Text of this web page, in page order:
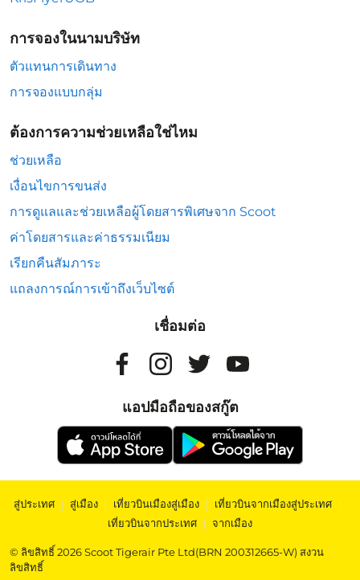
การจองในนามบริษัท
ตัวแทนการเดินทาง
การจองแบบกลุ่ม
ต้องการความช่วยเหลือใช่ไหม
ช่วยเหลือ
เงื่อนไขการขนส่ง
การดูแลและช่วยเหลือผู้โดยสารพิเศษจาก Scoot
ค่าโดยสารและค่าธรรมเนียม
เรียกคืนสัมภาระ
แถลงการณ์การเข้าถึงเว็บไซต์
เชื่อมต่อ
แอปมือถือของสกู๊ต
สู่ประเทศ | สู่เมือง | เที่ยวบินเมืองสู่เมือง | เที่ยวบินจากเมืองสู่ประเทศ |
เที่ยวบินจากประเทศ | จากเมือง
© ลิขสิทธิ์ 2026 Scoot Tigerair Pte Ltd(BRN 200312665-W) สงวน
ลิขสิทธิ์